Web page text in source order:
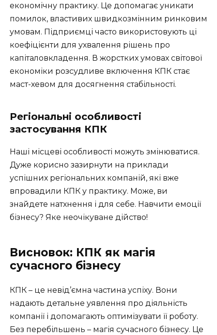
економічну практику. Це допомагає уникати
помилок, властивих швидкозмінним ринковим
умовам. Підприємці часто використовують ці
коефіцієнти для ухвалення рішень про
капіталовкладення. В жорстких умовах світової
економіки розсудливе включення КПК стає
маст-хевом для досягнення стабільності.
Регіональні особливості
застосування КПК
Наші місцеві особливості можуть змінюватися.
Дуже корисно зазирнути на приклади
успішних регіональних компаній, які вже
впровадили КПК у практику. Може, ви
знайдете натхнення і для себе. Навчити емоції
бізнесу? Яке неочікуване дійство!
Висновок: КПК як магія
сучасного бізнесу
КПК – це невід’ємна частина успіху. Вони
надають детальне уявлення про діяльність
компанії і допомагають оптимізувати її роботу.
Без перебільшень – магія сучасного бізнесу. Це